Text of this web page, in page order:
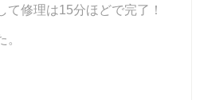
て修理は15分ほどで完了！